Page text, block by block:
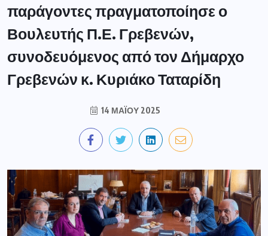
παράγοντες πραγματοποίησε ο
Βουλευτής Π.Ε. Γρεβενών,
συνοδευόμενος από τον Δήμαρχο
Γρεβενών κ. Κυριάκο Ταταρίδη
14 ΜΑΪ́ΟΥ 2025